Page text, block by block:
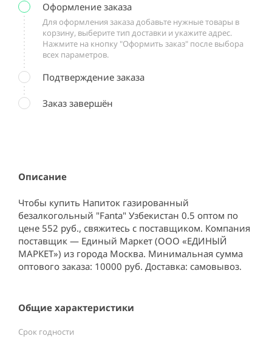
Описание
Чтобы купить Напиток газированный
безалкогольный "Fanta" Узбекистан 0.5 оптом по
цене 552 руб., свяжитесь с поставщиком. Компания
поставщик — Единый Маркет (ООО «ЕДИНЫЙ
МАРКЕТ») из города Москва. Минимальная сумма
оптового заказа: 10000 руб. Доставка: самовывоз.
Общие характеристики
Срок годности
Оформление заказа
Для оформления заказа добавьте нужные товары в
корзину, выберите тип доставки и укажите адрес.
Нажмите на кнопку "Оформить заказ" после выбора
всех параметров.
Подтверждение заказа
Заказ завершён